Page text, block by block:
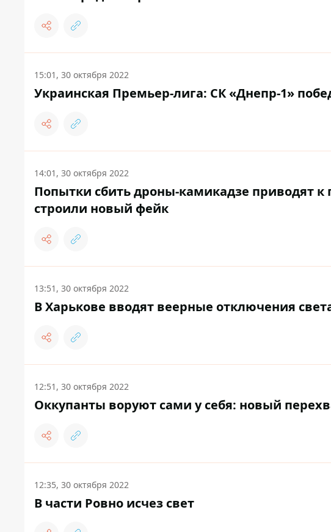
15:01, 30 октября 2022
Украинская Премьер-лига: СК «Днепр-1»
14:01, 30 октября 2022
Попытки сбить дроны-камикадзе приводят
строили новый фейк
13:51, 30 октября 2022
В Харькове вводят веерные отключения
12:51, 30 октября 2022
Оккупанты воруют сами у себя: новый
12:35, 30 октября 2022
В части Ровно исчез свет